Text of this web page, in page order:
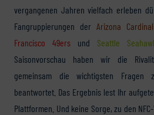
vergangenen Jahren vielfach erleben
Fangruppierungen derArizona
Francisco 49ers und Seattle
Saisonvorschau haben wir die
gemeinsam die wichtigsten Fragen
beantwortet. Das Ergebnis lest Ihr
Plattformen. Und keine Sorge, zu den